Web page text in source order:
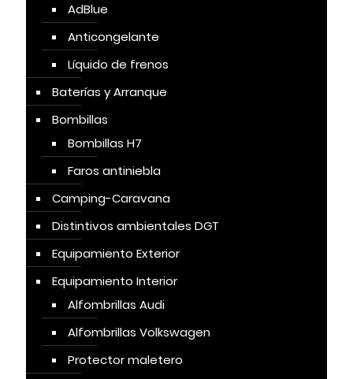
AdBlue
Anticongelante
Líquido de frenos
Baterías y Arranque
Bombillas
Bombillas H7
Faros antiniebla
Camping-Caravana
Distintivos ambientales DGT
Equipamiento Exterior
Equipamiento Interior
Alfombrillas Audi
Alfombrillas Volkswagen
Protector maletero